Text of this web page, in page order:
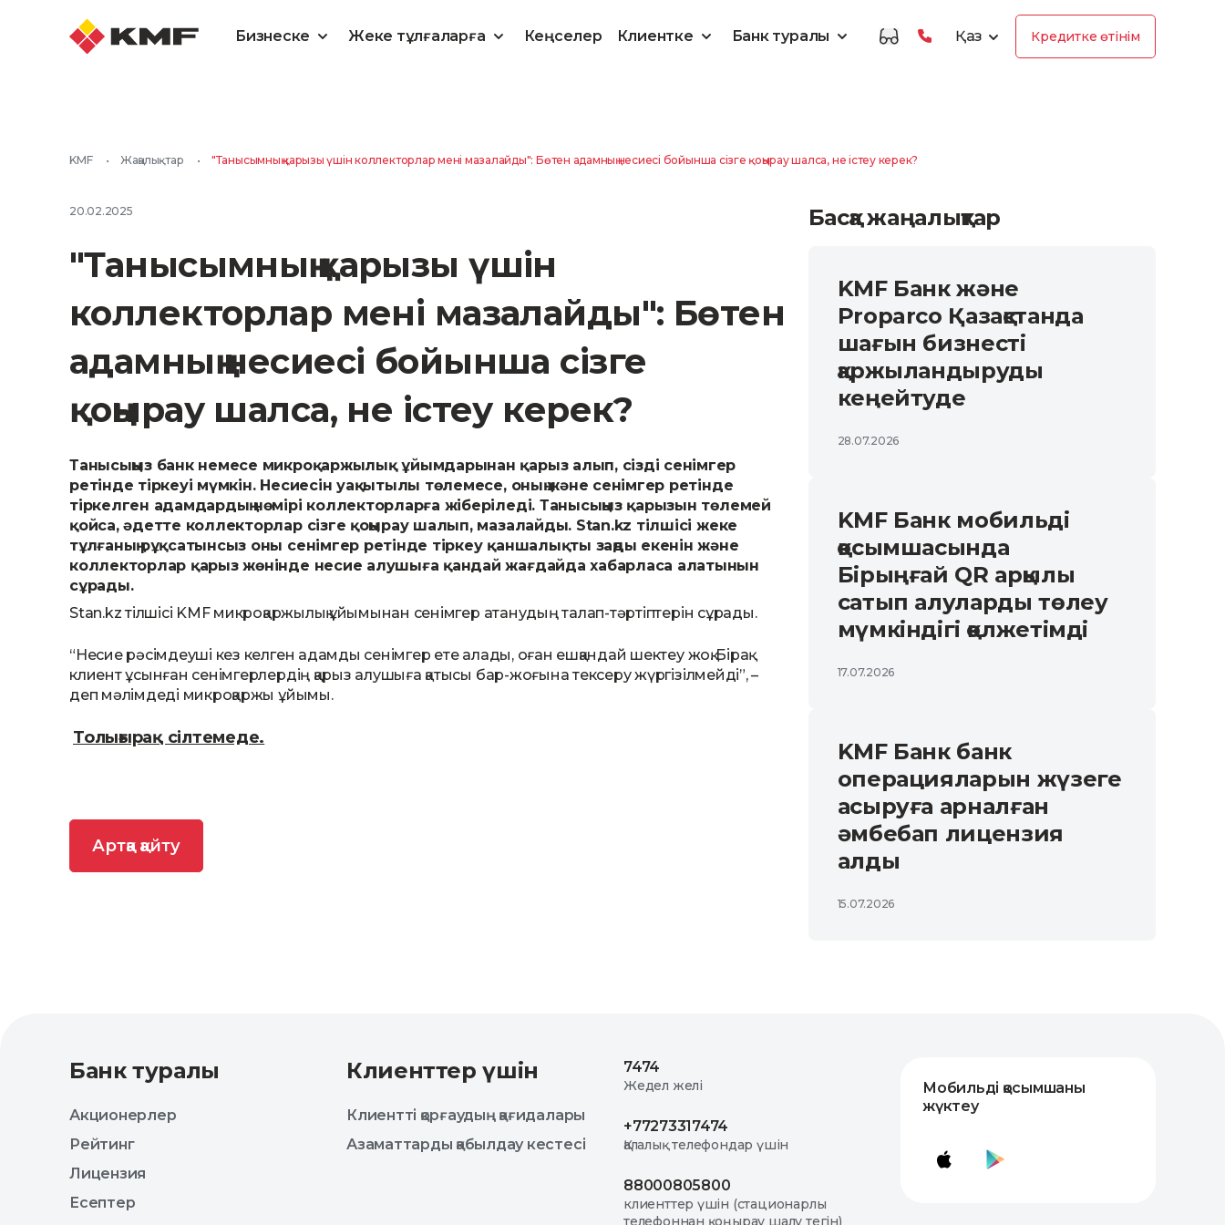
Бизнеске Жеке тұлғаларға Кеңселер Клиентке Банк туралы Қаз Кредитке өтінім
KMF • Жаңалықтар • "Танысымның қарызы үшін коллекторлар мені мазалайды": Бөтен адамның несиесі бойынша сізге қоңырау шалса, не істеу керек?
20.02.2025
"Танысымның қарызы үшін
коллекторлар мені мазалайды": Бөтен
адамның несиесі бойынша сізге
қоңырау шалса, не істеу керек?
Танысыңыз банк немесе микроқаржылық ұйымдарынан қарыз алып, сізді сенімгер
ретінде тіркеуі мүмкін. Несиесін уақытылы төлемесе, оның және сенімгер ретінде
тіркелген адамдардың нөмірі коллекторларға жіберіледі. Танысыңыз қарызын төлемей
қойса, әдетте коллекторлар сізге қоңырау шалып, мазалайды. Stan.kz тілшісі жеке
тұлғаның рұқсатынсыз оны сенімгер ретінде тіркеу қаншалықты заңды екенін және
коллекторлар қарыз жөнінде несие алушыға қандай жағдайда хабарласа алатынын
сұрады.
Stan.kz тілшісі KMF микроқаржылық ұйымынан сенімгер атанудың талап-тәртіптерін сұрады.
“Несие рәсімдеуші кез келген адамды сенімгер ете алады, оған ешқандай шектеу жоқ. Бірақ
клиент ұсынған сенімгерлердің қарыз алушыға қатысы бар-жоғына тексеру жүргізілмейді”, –
деп мәлімдеді микроқаржы ұйымы.
Толығырақ сілтемеде.
Артқа қайту
Басқа жаңалықтар
KMF Банк және
Proparco Қазақстанда
шағын бизнесті
қаржыландыруды
кеңейтуде
28.07.2026
KMF Банк мобильді
қосымшасында
Бірыңғай QR арқылы
сатып алуларды төлеу
мүмкіндігі қолжетімді
17.07.2026
KMF Банк банк
операцияларын жүзеге
асыруға арналған
әмбебап лицензия
алды
15.07.2026
Банк туралы
Акционерлер
Рейтинг
Лицензия
Есептер
Клиенттер үшін
Клиентті қорғаудың қағидалары
Азаматтарды қабылдау кестесі
7474
Жедел желі
+77273317474
Қалалық телефондар үшін
88000805800
клиенттер үшін (стационарлы
телефоннан қоңырау шалу тегін)
Мобильді қосымшаны
жүктеу